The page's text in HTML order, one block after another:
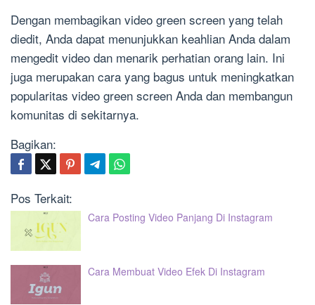
Dengan membagikan video green screen yang telah
diedit, Anda dapat menunjukkan keahlian Anda dalam
mengedit video dan menarik perhatian orang lain. Ini
juga merupakan cara yang bagus untuk meningkatkan
popularitas video green screen Anda dan membangun
komunitas di sekitarnya.
Bagikan:
Pos Terkait:
Cara Posting Video Panjang Di Instagram
Cara Membuat Video Efek Di Instagram